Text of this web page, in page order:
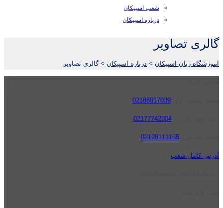
شعب اسپیکان
درباره اسپیکان
گالری تصاویر
آموزشگاه زبان اسپیکان > درباره اسپیکان >گالری تصاویر
02188017039
02177742004
02128111165
آدرس کامل شعب